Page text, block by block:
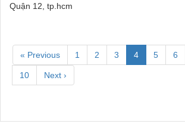
Quận 12, tp.hcm
« Previous 1 2 3 4 5 6
10 Next ›